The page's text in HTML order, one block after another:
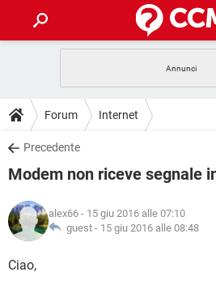
INTRATTENIMENTO
iOS
INSTAGRAM
TIKTOK
HARDWARE
GUIDE
COVID-19
INSTAGRAM
TIKTOK
HARDWARE
DOWNLOAD
COVID-19
INTRATTENIMENTO
iOS
INSTAGRAM
COVID-19
INTRATTENIMENTO
iOS
GLOSSARIO
COVID-19
Forum Internet
Precedente
Modem non riceve segnale
alex66 - 15 giu 2016 alle 07:10
guest - 15 giu 2016 alle 08:48
Ciao,